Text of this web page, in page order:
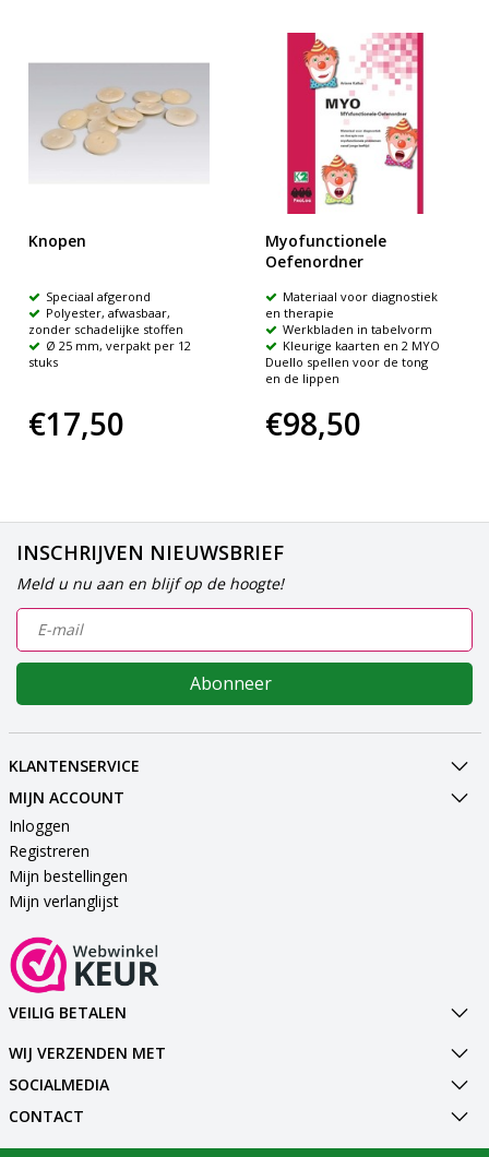
Knopen
Speciaal afgerond
Polyester, afwasbaar,
zonder schadelijke stoffen
Ø 25 mm, verpakt per 12
stuks
€17,50
Myofunctionele
Oefenordner
Materiaal voor diagnostiek
en therapie
Werkbladen in tabelvorm
Kleurige kaarten en 2 MYO
Duello spellen voor de tong
en de lippen
€98,50
INSCHRIJVEN NIEUWSBRIEF
Meld u nu aan en blijf op de hoogte!
Abonneer
KLANTENSERVICE
MIJN ACCOUNT
Inloggen
Registreren
Mijn bestellingen
Mijn verlanglijst
VEILIG BETALEN
WIJ VERZENDEN MET
SOCIALMEDIA
CONTACT